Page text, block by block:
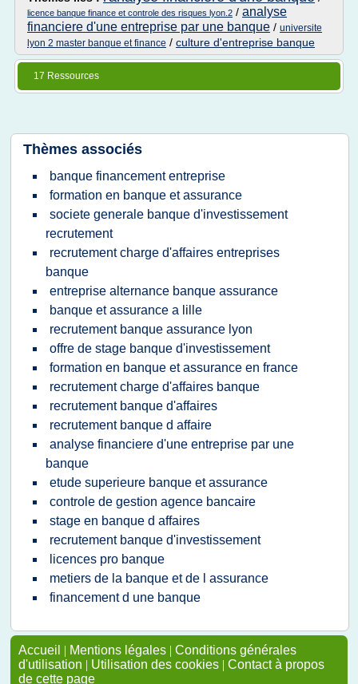
licence banque finance et controle des risques lyon.2 / analyse
financiere d'une entreprise par une banque / universite
lyon 2 master banque et finance / culture d'entreprise banque
17 Ressources
Thèmes associés
banque financement entreprise
formation en banque et assurance
societe generale banque d'investissement
recrutement
recrutement charge d'affaires entreprises
banque
entreprise alternance banque assurance
banque et assurance a lille
recrutement banque assurance lyon
offre de stage banque d'investissement
formation en banque et assurance en france
recrutement charge d'affaires banque
recrutement banque d'affaires
recrutement banque d affaire
analyse financiere d'une entreprise par une
banque
etude superieure banque et assurance
controle de gestion agence bancaire
stage en banque d affaires
recrutement banque d'investissement
licences pro banque
metiers de la banque et de l assurance
financement d une banque
Accueil | Mentions légales | Conditions générales
d'utilisation | Utilisation des cookies | Contact à propos
de cette page